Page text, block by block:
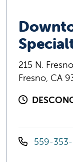
215 N.
Fresno, CA
559-